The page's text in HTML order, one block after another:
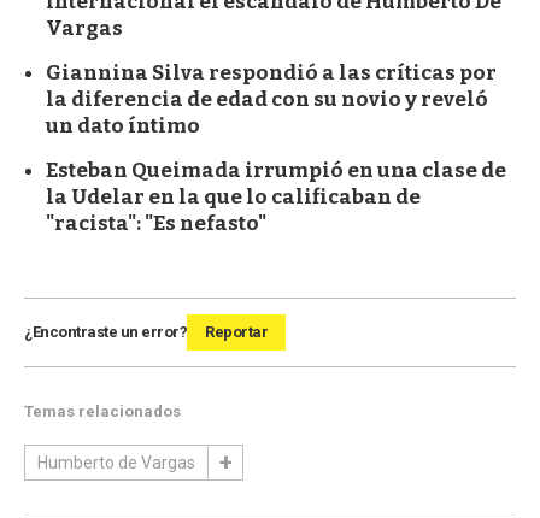
Vargas
Giannina Silva respondió a las críticas por
la diferencia de edad con su novio y reveló
un dato íntimo
Esteban Queimada irrumpió en una clase de
la Udelar en la que lo calificaban de
"racista": "Es nefasto"
¿Encontraste un error? Reportar
Temas relacionados
Humberto de Vargas